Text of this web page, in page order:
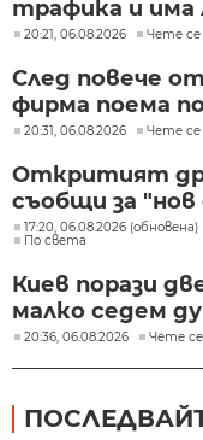
трафика и има
20:21, 06.08.2026 Чете се
След повече
фирма поема
20:31, 06.08.2026 Чете се
Откритият
съобщи за "нов
17:20, 06.08.2026 (обновена)
По света
Киев порази
малко седем
20:36, 06.08.2026 Чете се